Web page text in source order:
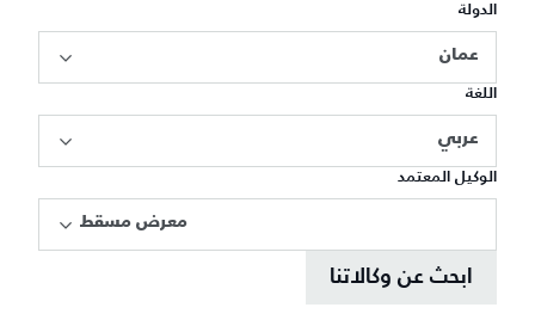
الدولة
عمان
اللغة
عربي
الوكيل المعتمد
معرض مسقط
ابحث عن وكالاتنا